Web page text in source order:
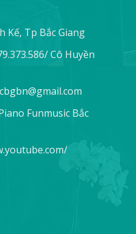
Kế, Tp Bắc Giang
/ Cô Huyền
Funmusic Bắc